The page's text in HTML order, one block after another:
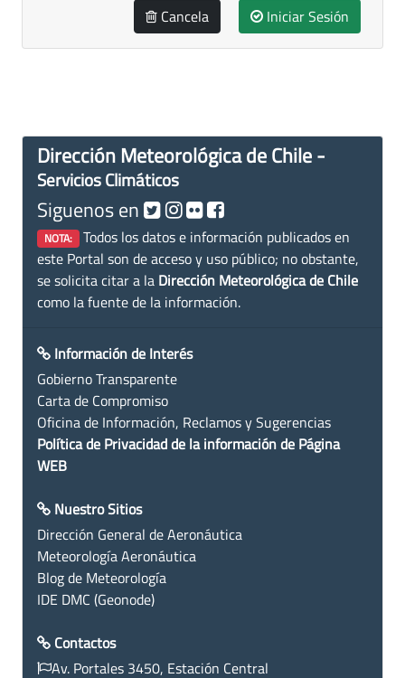
Cancela Iniciar Sesión
Dirección Meteorológica de Chile -
Servicios Climáticos
Siguenos en
NOTA: Todos los datos e información publicados en
este Portal son de acceso y uso público; no obstante,
se solicita citar a la Dirección Meteorológica de Chile
como la fuente de la información.
Información de Interés
Gobierno Transparente
Carta de Compromiso
Oficina de Información, Reclamos y Sugerencias
Política de Privacidad de la información de Página
WEB
Nuestro Sitios
Dirección General de Aeronáutica
Meteorología Aeronáutica
Blog de Meteorología
IDE DMC (Geonode)
Contactos
Av. Portales 3450, Estación Central